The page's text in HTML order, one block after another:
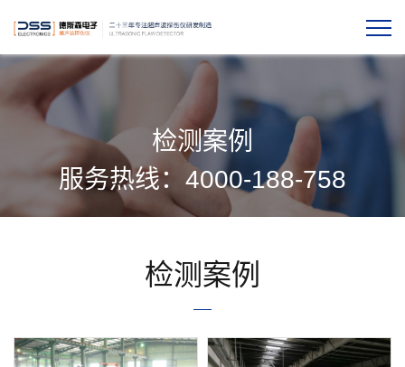
检测案例
服务热线：4000-188-758
检测案例